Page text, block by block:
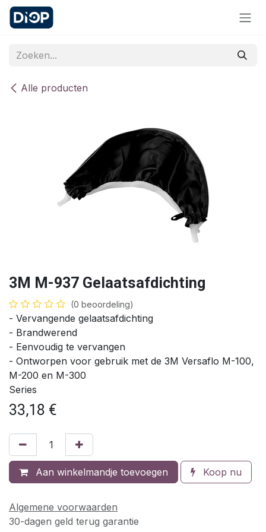
Overslaan naar inhoud
Alle producten
3M M-937 Gelaatsafdichting
(0 beoordeling)
- Vervangende gelaatsafdichting
- Brandwerend
- Eenvoudig te vervangen
- Ontworpen voor gebruik met de 3M Versaflo M-100,
M-200 en M-300
Series
33,18 €
Aan winkelmandje toevoegen Koop nu
Algemene voorwaarden
30-dagen geld terug garantie